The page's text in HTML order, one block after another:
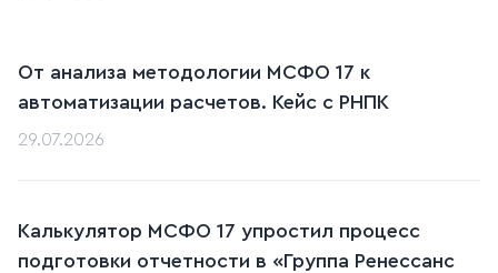
От анализа методологии МСФО 17 к
автоматизации расчетов. Кейс c РНПК
29.07.2026
Калькулятор МСФО 17 упростил процесс
подготовки отчетности в «Группа Ренессанс